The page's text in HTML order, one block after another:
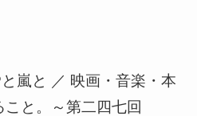
嵐と ／ 映画・音楽・本
と。～第二四七回